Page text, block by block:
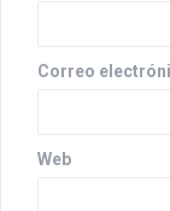
t
r
a
d
Correo
Web